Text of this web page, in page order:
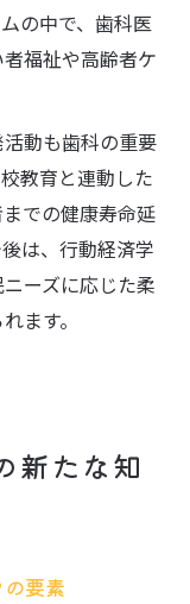
の中で、歯科医
福祉や高齢者ケ
動も歯科の重要
教育と連動した
での健康寿命延
は、行動経済学
ーズに応じた柔
ます。
新たな知
要素